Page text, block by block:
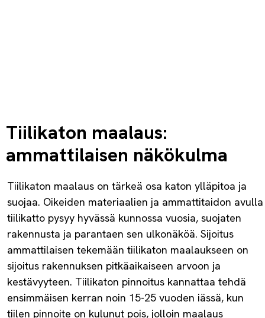
Tiilikaton maalaus:
ammattilaisen näkökulma
Tiilikaton maalaus on tärkeä osa katon ylläpitoa ja
suojaa. Oikeiden materiaalien ja ammattitaidon avulla
tiilikatto pysyy hyvässä kunnossa vuosia, suojaten
rakennusta ja parantaen sen ulkonäköä. Sijoitus
ammattilaisen tekemään tiilikaton maalaukseen on
sijoitus rakennuksen pitkäaikaiseen arvoon ja
kestävyyteen. Tiilikaton pinnoitus kannattaa tehdä
ensimmäisen kerran noin 15-25 vuoden iässä, kun
tiilen pinnoite on kulunut pois, jolloin maalaus